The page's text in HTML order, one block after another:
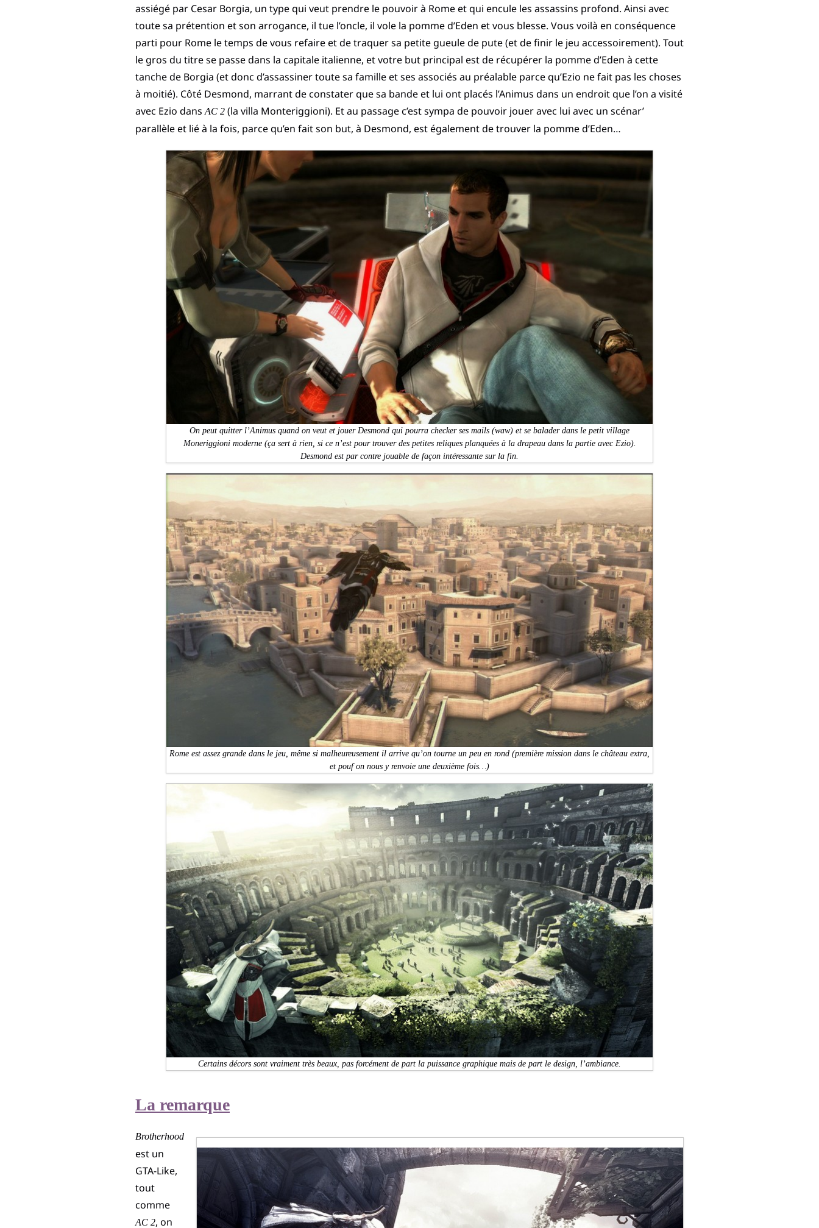
assiégé par Cesar Borgia, un type qui veut prendre le pouvoir à Rome et qui encule les assassins profond. Ainsi avec
toute sa prétention et son arrogance, il tue l’oncle, il vole la pomme d’Eden et vous blesse. Vous voilà en conséquence
parti pour Rome le temps de vous refaire et de traquer sa petite gueule de pute (et de finir le jeu accessoirement). Tout
le gros du titre se passe dans la capitale italienne, et votre but principal est de récupérer la pomme d’Eden à cette
tanche de Borgia (et donc d’assassiner toute sa famille et ses associés au préalable parce qu’Ezio ne fait pas les choses
à moitié). Côté Desmond, marrant de constater que sa bande et lui ont placés l’Animus dans un endroit que l’on a visité
avec Ezio dansAC 2 (la villa Monteriggioni). Et au passage c’est sympa de pouvoir jouer avec lui avec un scénar’
parallèle et lié à la fois, parce qu’en fait son but, à Desmond, est également de trouver la pomme d’Eden…
On peut quitter l’Animus quand on veut et jouer Desmond qui pourra checker ses mails (waw) et se balader dans le petit village
Moneriggioni moderne (ça sert à rien, si ce n’est pour trouver des petites reliques planquées à la drapeau dans la partie avec Ezio).
Desmond est par contre jouable de façon intéressante sur la fin.
Rome est assez grande dans le jeu, même si malheureusement il arrive qu’on tourne un peu en rond (première mission dans le château extra,
et pouf on nous y renvoie une deuxième fois…)
Certains décors sont vraiment très beaux, pas forcément de part la puissance graphique mais de part le design, l’ambiance.
La remarque
Brotherhood
est un
GTA-Like,
tout
comme
AC 2, on